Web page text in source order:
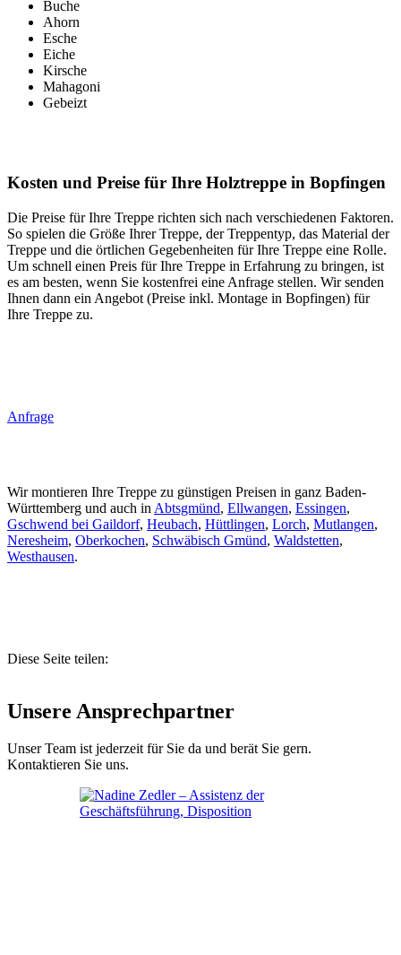
Buche
Ahorn
Esche
Eiche
Kirsche
Mahagoni
Gebeizt
Kosten und Preise für Ihre Holztreppe in Bopfingen
Die Preise für Ihre Treppe richten sich nach verschiedenen Faktoren.
So spielen die Größe Ihrer Treppe, der Treppentyp, das Material der
Treppe und die örtlichen Gegebenheiten für Ihre Treppe eine Rolle.
Um schnell einen Preis für Ihre Treppe in Erfahrung zu bringen, ist
es am besten, wenn Sie kostenfrei eine Anfrage stellen. Wir senden
Ihnen dann ein Angebot (Preise inkl. Montage in Bopfingen) für
Ihre Treppe zu.
Anfrage
Wir montieren Ihre Treppe zu günstigen Preisen in ganz Baden-
Württemberg und auch in Abtsgmünd, Ellwangen, Essingen,
Gschwend bei Gaildorf, Heubach, Hüttlingen, Lorch, Mutlangen,
Neresheim, Oberkochen, Schwäbisch Gmünd, Waldstetten,
Westhausen.
Diese Seite teilen:
Unsere Ansprechpartner
Unser Team ist jederzeit für Sie da und berät Sie gern.
Kontaktieren Sie uns.